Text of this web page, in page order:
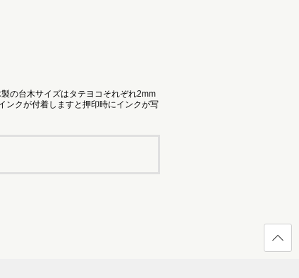
の台木サイズはタテヨコそれぞれ2mm
ンクが付着しますと押印時にインクが写